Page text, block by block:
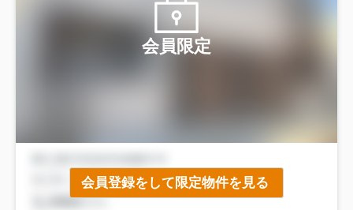
会員限定
会員登録をして限定物件を見る